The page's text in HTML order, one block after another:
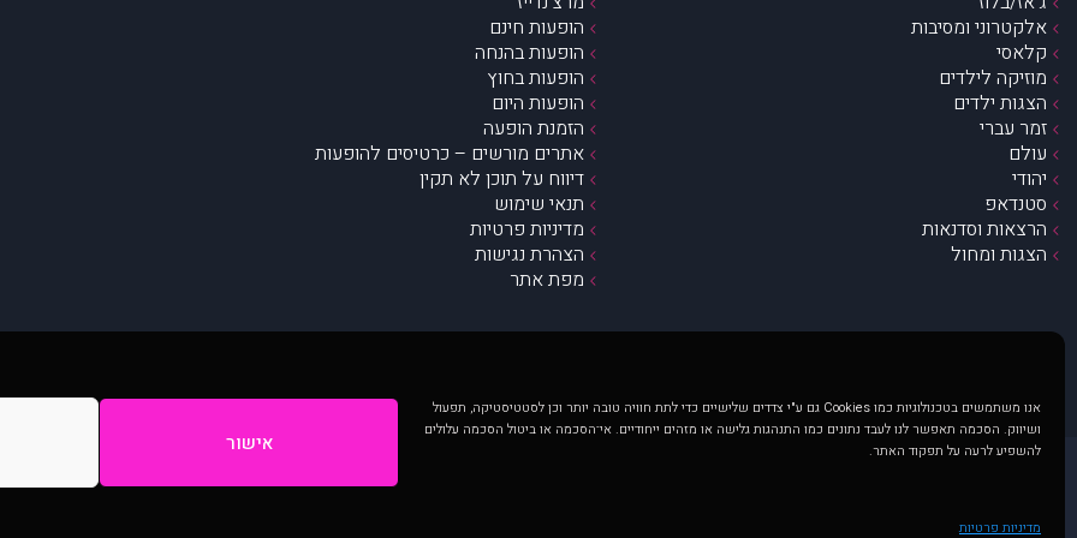
אנו משתמשים בטכנולוגיות כמו Cookies גם ע"י צדדים שלישיים כדי לתת חוויה טובה יותר וכן לסטטיסטיקה, תפעול
ושיווק. הסכמה תאפשר לנו לעבד נתונים כמו התנהגות גלישה או מזהים ייחודיים. אי־הסכמה או ביטול הסכמה עלולים
להשפיע לרעה על תפקוד האתר.
אישור
מדיניות פרטיות
אלקטרוני ומסיבות
קלאסי
מוזיקה לילדים
הצגות ילדים
זמר עברי
עולם
יהודי
סטנדאפ
הרצאות וסדנאות
הצגות ומחול
הופעות חינם
הופעות בהנחה
הופעות בחוץ
הופעות היום
הזמנת הופעה
אתרים מורשים – כרטיסים להופעות
דיווח על תוכן לא תקין
תנאי שימוש
מדיניות פרטיות
הצהרת נגישות
מפת אתר